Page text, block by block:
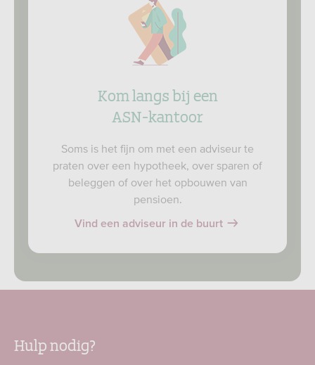
Kom langs bij een
ASN-kantoor
Soms is het fijn om met een adviseur te
praten over een hypotheek, over sparen of
beleggen of over het opbouwen van
pensioen.
Vind een adviseur in de buurt
Hulp nodig?